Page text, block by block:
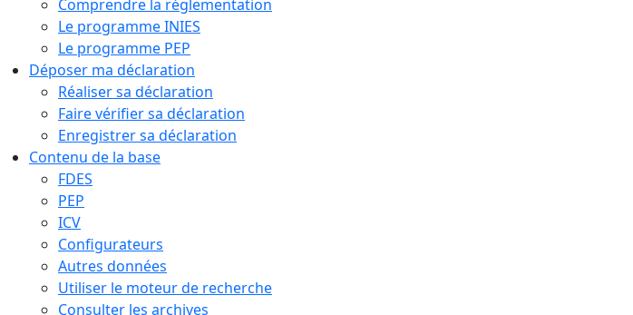
Comprendre la réglementation
Le programme INIES
Le programme PEP
Déposer ma déclaration
Réaliser sa déclaration
Faire vérifier sa déclaration
Enregistrer sa déclaration
Contenu de la base
FDES
PEP
ICV
Configurateurs
Autres données
Utiliser le moteur de recherche
Consulter les archives